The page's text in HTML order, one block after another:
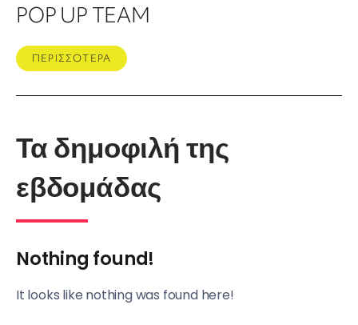
POP UP TEAM
ΠΕΡΙΣΣΟΤΕΡΑ
Τα δημοφιλή της
εβδομάδας
Nothing found!
It looks like nothing was found here!